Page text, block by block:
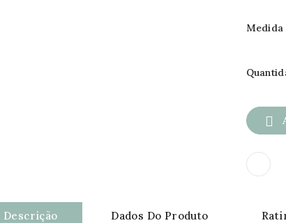
Medida

Descrição Dados Do Produto